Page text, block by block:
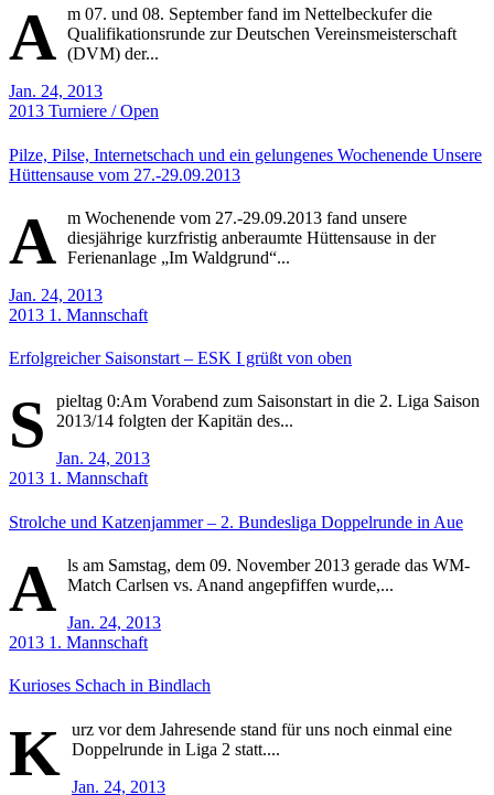
A m 07. und 08. September fand im Nettelbeckufer die
Qualifikationsrunde zur Deutschen Vereinsmeisterschaft
(DVM) der...
Jan. 24, 2013
2013 Turniere / Open
Pilze, Pilse, Internetschach und ein gelungenes Wochenende Unsere
Hüttensause vom 27.-29.09.2013
A m Wochenende vom 27.-29.09.2013 fand unsere
diesjährige kurzfristig anberaumte Hüttensause in der
Ferienanlage „Im Waldgrund“...
Jan. 24, 2013
2013 1. Mannschaft
Erfolgreicher Saisonstart – ESK I grüßt von oben
S
pieltag 0:Am Vorabend zum Saisonstart in die 2. Liga Saison
2013/14 folgten der Kapitän des...
Jan. 24, 2013
2013 1. Mannschaft
Strolche und Katzenjammer – 2. Bundesliga Doppelrunde in Aue
A ls am Samstag, dem 09. November 2013 gerade das WM-
Match Carlsen vs. Anand angepfiffen wurde,...
Jan. 24, 2013
2013 1. Mannschaft
Kurioses Schach in Bindlach
K urz vor dem Jahresende stand für uns noch einmal eine
Doppelrunde in Liga 2 statt....
Jan. 24, 2013